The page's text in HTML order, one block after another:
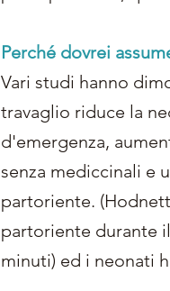
Perché dovrei
Vari studi hanno
travaglio riduce la
d'emergenza,
senza mediccinali e
partoriente.
partoriente durante
minuti) ed i neonati